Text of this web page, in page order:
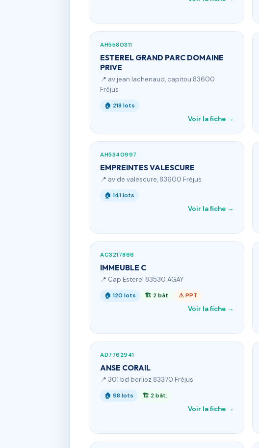
AH5580311
ESTEREL GRAND PARC DOMAINE
PRIVE
📍 av jean lachenaud, capitou 83600
Fréjus
🏠 218 lots
Voir la fiche →
AH5340997
EMPREINTES VALESCURE
📍 av de valescure, 83600 Fréjus
🏠 141 lots
Voir la fiche →
AC3217866
IMMEUBLE C
📍 Cap Esterel 83530 AGAY
🏠 120 lots 🏗 2 bât. ⚠ PPT
Voir la fiche →
AD7762941
ANSE CORAIL
📍 301 bd berlioz 83370 Fréjus
🏠 98 lots 🏗 2 bât.
Voir la fiche →